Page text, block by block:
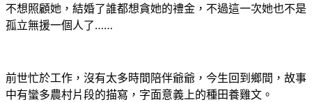
不想照顧她，結婚了誰都想貪她的禮金，不過這一次她也不是
孤立無援一個人了……
前世忙於工作，沒有太多時間陪伴爺爺，今生回到鄉間，故事
中有蠻多農村片段的描寫，字面意義上的種田養雞文。